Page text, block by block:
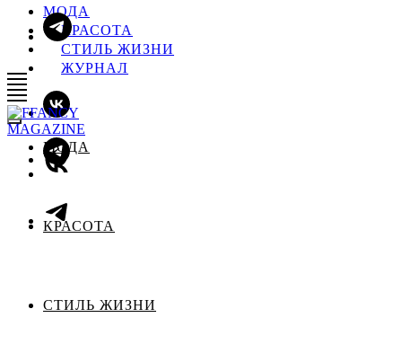
МОДА
КРАСОТА
СТИЛЬ ЖИЗНИ
ЖУРНАЛ
МОДА
КРАСОТА
СТИЛЬ ЖИЗНИ